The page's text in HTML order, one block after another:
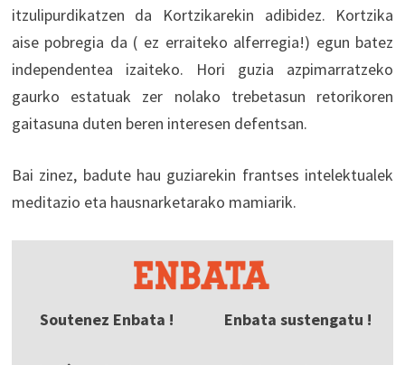
itzulipurdikatzen da Kortzikarekin adibidez. Kortzika
aise pobregia da ( ez erraiteko alferregia!) egun batez
independentea izaiteko. Hori guzia azpimarratzeko
gaurko estatuak zer nolako trebetasun retorikoren
gaitasuna duten beren interesen defentsan.
Bai zinez, badute hau guziarekin frantses intelektualek
meditazio eta hausnarketarako mamiarik.
Soutenez Enbata ! Enbata sustengatu !